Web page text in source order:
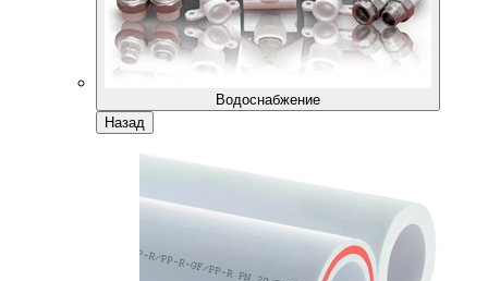
Водоснабжение
Назад